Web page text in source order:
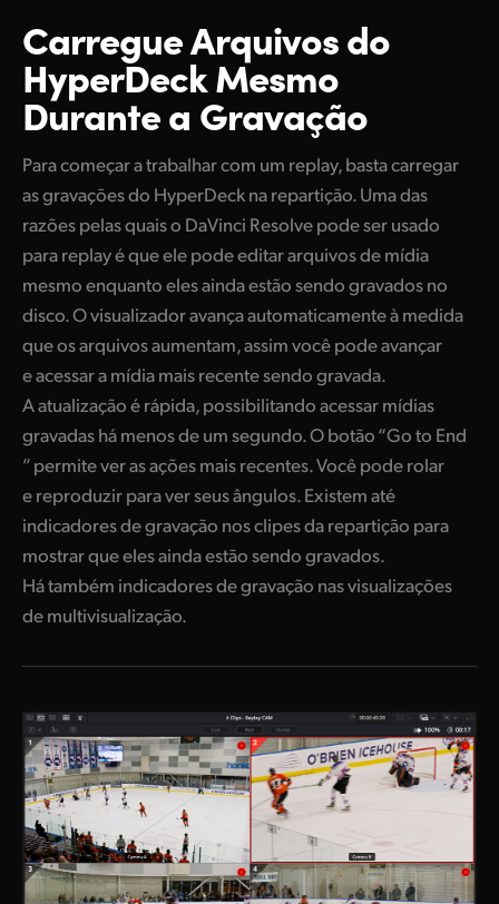
Carregue Arquivosdo
HyperDeck Mesmo
Durante a Gravação
Para começar a trabalhar com um replay, basta carregar
as gravações do HyperDeck na repartição. Uma das
razões pelas quais o DaVinci Resolve pode ser usado
para replay é que ele pode editar arquivos de mídia
mesmo enquanto eles ainda estão sendo gravados no
disco. O visualizador avança automaticamente à medida
que os arquivos aumentam, assim você pode avançar
e acessar a mídia mais recente sendo gravada.
A atualização é rápida, possibilitando acessar mídias
gravadas há menos de um segundo. O botão “Go to End
” permite ver as ações mais recentes. Você pode rolar
e reproduzir para ver seus ângulos. Existem até
indicadores de gravação nos clipes da repartição para
mostrar que eles ainda estão sendo gravados.
Há também indicadores de gravação nas visualizações
de multivisualização.